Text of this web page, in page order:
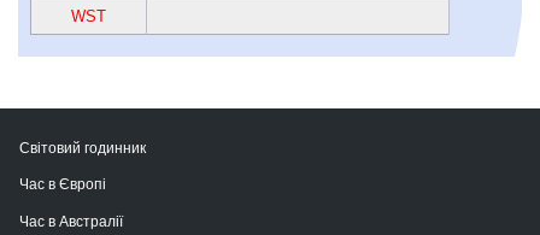
WST
Світовий годинник
Час в Європі
Час в Австралії